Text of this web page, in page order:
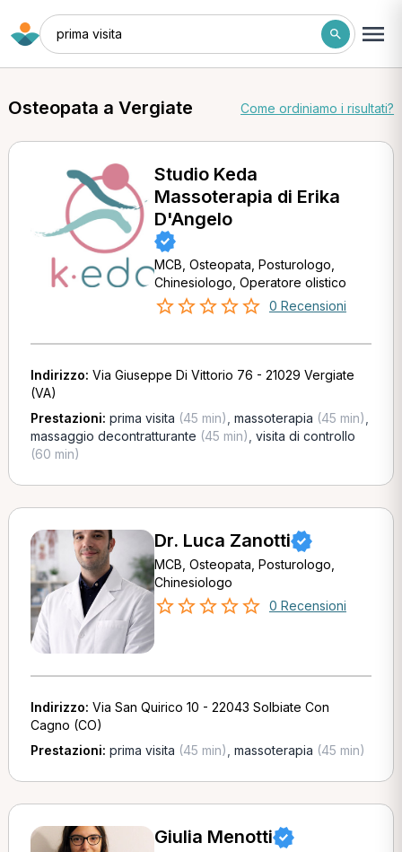
prima visita
Osteopata a Vergiate Come ordiniamo i risultati?
Studio Keda
Massoterapia di Erika
D'Angelo
MCB, Osteopata, Posturologo,
Chinesiologo, Operatore olistico
0 Recensioni
Indirizzo: Via Giuseppe Di Vittorio 76 - 21029 Vergiate
(VA)
Prestazioni: prima visita (45 min) massoterapia (45 min)
massaggio decontratturante (45 min) visita di controllo
(60 min)
Dr. Luca Zanotti
MCB, Osteopata, Posturologo,
Chinesiologo
0 Recensioni
Indirizzo: Via San Quirico 10 - 22043 Solbiate Con
Cagno (CO)
Prestazioni: prima visita (45 min) massoterapia (45 min)
Giulia Menotti